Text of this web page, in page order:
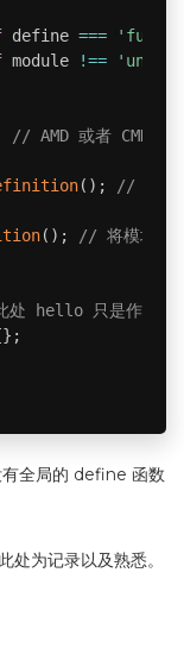
define ===
module !==
// AMD 或者 CMD 环
( ) ;
// 定义
( ) ;
// 将模块的
hello 只是作为模
} ;
有全局的 define 函数
为记录以及熟悉。